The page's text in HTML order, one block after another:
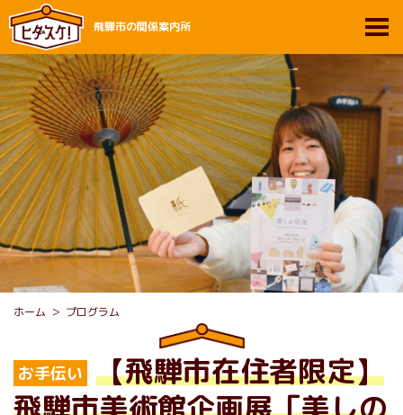
飛騨市の関係案内所
ホーム プログラム
お手伝い
【飛騨市在住者限定】